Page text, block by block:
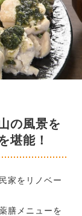
の風景を
堪能！
家をリノベー
膳メニューを